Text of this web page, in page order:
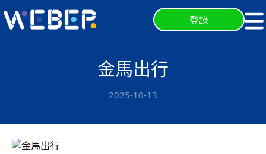
登錄
金馬出行
2025-10-13